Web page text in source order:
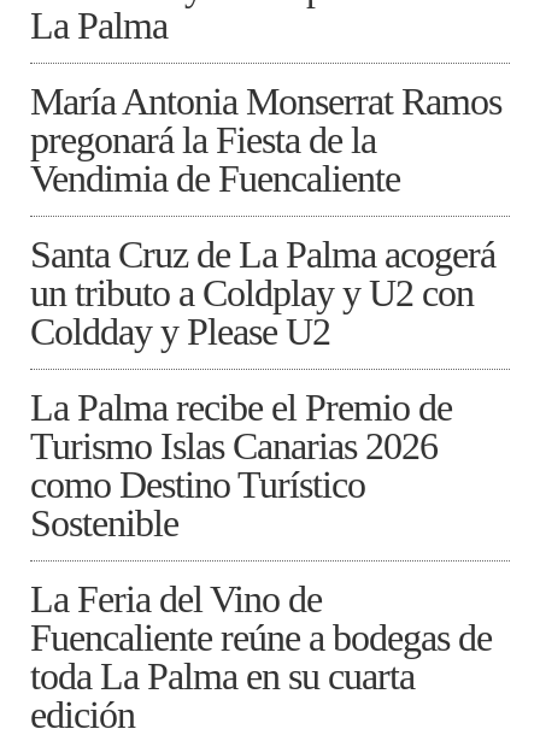
La Palma
María Antonia Monserrat Ramos
pregonará la Fiesta de la
Vendimia de Fuencaliente
Santa Cruz de La Palma acogerá
un tributo a Coldplay y U2 con
Coldday y Please U2
La Palma recibe el Premio de
Turismo Islas Canarias 2026
como Destino Turístico
Sostenible
La Feria del Vino de
Fuencaliente reúne a bodegas de
toda La Palma en su cuarta
edición